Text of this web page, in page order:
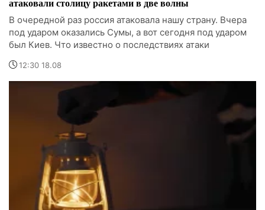
В очередной раз россия атаковала нашу страну. Вчера
под ударом оказались Сумы, а вот сегодня под ударом
был Киев. Что известно о последствиях атаки
12:30 18.08